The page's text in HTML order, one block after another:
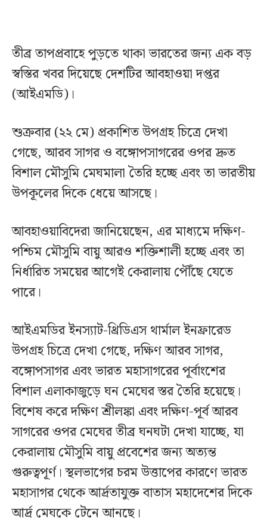
তীব্র তাপপ্রবাহে পুড়তে থাকা ভারতের জন্য এক বড়
স্বস্তির খবর দিয়েছে দেশটির আবহাওয়া দপ্তর
(আইএমডি)।
শুক্রবার (২২ মে) প্রকাশিত উপগ্রহ চিত্রে দেখা
গেছে, আরব সাগর ও বঙ্গোপসাগরের ওপর দ্রুত
বিশাল মৌসুমি মেঘমালা তৈরি হচ্ছে এবং তা ভারতীয়
উপকূলের দিকে ধেয়ে আসছে।
আবহাওয়াবিদেরা জানিয়েছেন, এর মাধ্যমে দক্ষিণ-
পশ্চিম মৌসুমি বায়ু আরও শক্তিশালী হচ্ছে এবং তা
নির্ধারিত সময়ের আগেই কেরালায় পৌঁছে যেতে
পারে।
আইএমডির ইনস্যাট-থ্রিডিএস থার্মাল ইনফ্রারেড
উপগ্রহ চিত্রে দেখা গেছে, দক্ষিণ আরব সাগর,
বঙ্গোপসাগর এবং ভারত মহাসাগরের পূর্বাংশের
বিশাল এলাকাজুড়ে ঘন মেঘের স্তর তৈরি হয়েছে।
বিশেষ করে দক্ষিণ শ্রীলঙ্কা এবং দক্ষিণ-পূর্ব আরব
সাগরের ওপর মেঘের তীব্র ঘনঘটা দেখা যাচ্ছে, যা
কেরালায় মৌসুমি বায়ু প্রবেশের জন্য অত্যন্ত
গুরুত্বপূর্ণ। স্থলভাগের চরম উত্তাপের কারণে ভারত
মহাসাগর থেকে আর্দ্রতাযুক্ত বাতাস মহাদেশের দিকে
আর্দ্র মেঘকে টেনে আনছে।